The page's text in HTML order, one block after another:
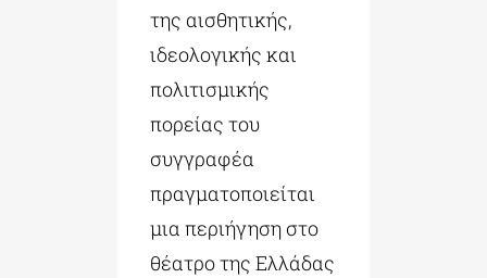
της αισθητικής,
ιδεολογικής και
πολιτισμικής
πορείας του
συγγραφέα
πραγματοποιείται
μια περιήγηση στο
θέατρο της Ελλάδας